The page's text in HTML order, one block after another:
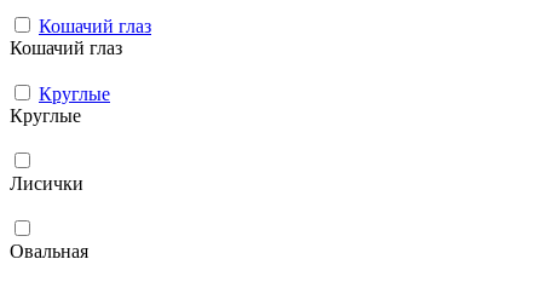
Кошачий глаз
Кошачий глаз
Круглые
Круглые
Лисички
Овальная